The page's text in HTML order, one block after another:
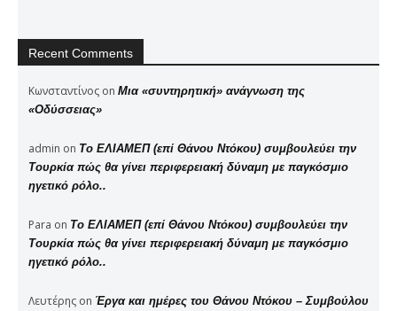
Recent Comments
Κωνσταντίνος on Μια «συντηρητική» ανάγνωση της
«Οδύσσειας»
admin on Το ΕΛΙΑΜΕΠ (επί Θάνου Ντόκου) συμβουλεύει την
Τουρκία πώς θα γίνει περιφερειακή δύναμη με παγκόσμιο
ηγετικό ρόλο..
Para on Το ΕΛΙΑΜΕΠ (επί Θάνου Ντόκου) συμβουλεύει την
Τουρκία πώς θα γίνει περιφερειακή δύναμη με παγκόσμιο
ηγετικό ρόλο..
Λευτέρης on Έργα και ημέρες του Θάνου Ντόκου – Συμβούλου